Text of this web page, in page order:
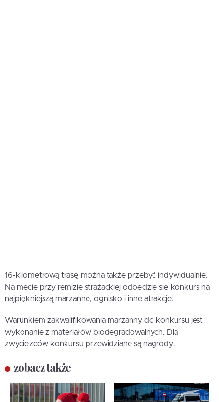
16-kilometrową trasę można także przebyć indywidualnie.
Na mecie przy remizie strażackiej odbędzie się konkurs na
najpiękniejszą marzannę, ognisko i inne atrakcje.
Warunkiem zakwalifikowania marzanny do konkursu jest
wykonanie z materiałów biodegradowalnych. Dla
zwycięzców konkursu przewidziane są nagrody.
zobacz także